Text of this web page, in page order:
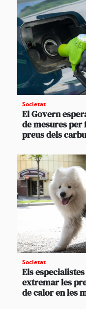
Societat
El Govern
de mesures per
preus dels
Societat
Els
extremar les
de calor en les